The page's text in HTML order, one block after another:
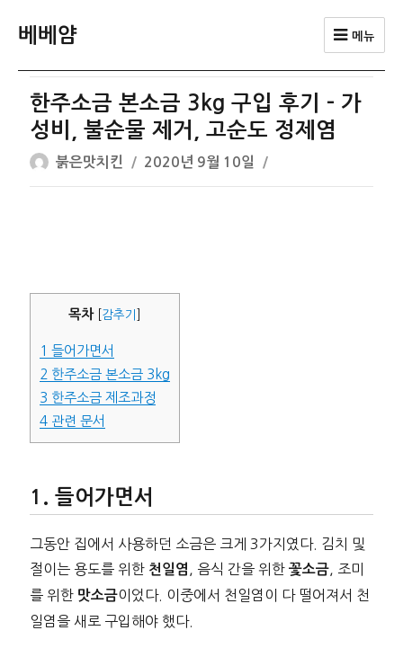
베베얌 메뉴
한주소금 본소금 3kg 구입 후기 – 가
성비, 불순물 제거, 고순도 정제염
글
쓴
붉은맛치킨
작
성
2020년 9월 10일
목차 감추기
1 들어가면서
2 한주소금 본소금 3kg
3 한주소금 제조과정
4관련 문서
들어가면서
그동안 집에서 사용하던 소금은 크게 3가지였다. 김치 및
절이는 용도를 위한 천일염 , 음식 간을 위한 꽃소금, 조미
를 위한 맛소금이었다. 이중에서 천일염이 다 떨어져서 천
일염을 새로 구입해야 했다.